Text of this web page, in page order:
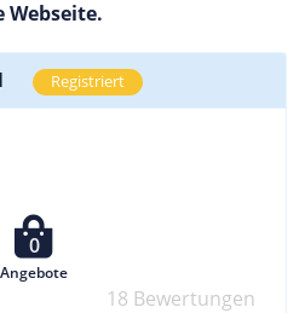
Webseite.
Registriert
0
Angebote
18 Bewertungen